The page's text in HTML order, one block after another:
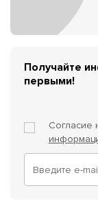
Получайте
первыми!
Согласие